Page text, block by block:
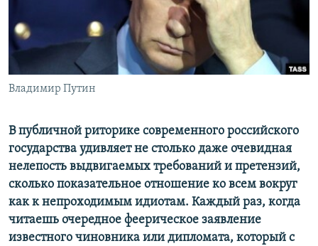
ПОБЕДИТЕЛЕЙ НЕ СУДЯТ?
КРЫМ.НЕПОКОРЕННЫЙ
УКРАИНСКАЯ ПРОБЛЕМА КРЫМА
Владимир Путин
В публичной риторике современного российского
государства удивляет не столько даже очевидная
нелепость выдвигаемых требований и претензий,
сколько показательное отношение ко всем вокруг
как к непроходимым идиотам. Каждый раз, когда
читаешь очередное феерическое заявление
известного чиновника или дипломата, который с